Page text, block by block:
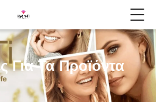
Για Τα Προϊόντα